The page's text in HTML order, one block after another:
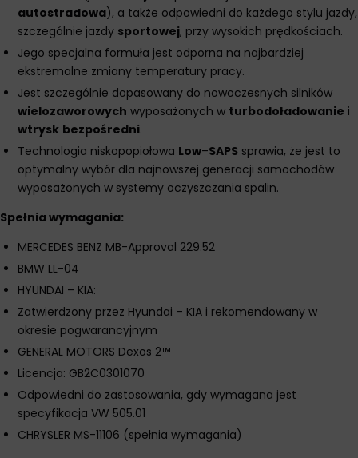
autostradowa), a także odpowiedni do każdego stylu jazdy,
szczególnie jazdy sportowej, przy wysokich prędkościach.
Jego specjalna formuła jest odporna na najbardziej
ekstremalne zmiany temperatury pracy.
Jest szczególnie dopasowany do nowoczesnych silników
wielozaworowych wyposażonych w turbodoładowanie i
wtrysk bezpośredni.
Technologia niskopopiołowa Low–SAPS sprawia, że jest to
optymalny wybór dla najnowszej generacji samochodów
wyposażonych w systemy oczyszczania spalin.
Spełnia wymagania:
MERCEDES BENZ MB-Approval 229.52
BMW LL-04
HYUNDAI – KIA:
Zatwierdzony przez Hyundai – KIA i rekomendowany w
okresie pogwarancyjnym
GENERAL MOTORS Dexos 2™
Licencja: GB2C0301070
Odpowiedni do zastosowania, gdy wymagana jest
specyfikacja VW 505.01
CHRYSLER MS-11106 (spełnia wymagania)